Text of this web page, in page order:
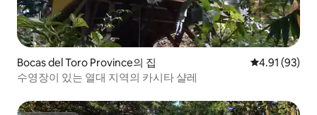
Bocas del Toro Province의 집 평점 4.91점
4.91 (93)
수영장이 있는 열대 지역의 카시타 샬레